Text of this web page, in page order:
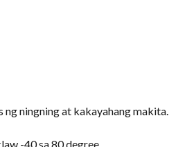
ng ningning at kakayahang makita.
-40 sa 80 degree.